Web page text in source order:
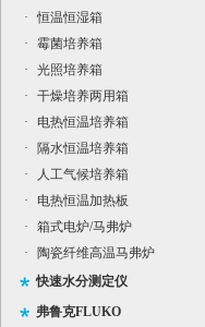
·
恒温恒湿箱
·
霉菌培养箱
·
光照培养箱
·
干燥培养两用箱
·
电热恒温培养箱
·
隔水恒温培养箱
·
人工气候培养箱
·
电热恒温加热板
·
箱式电炉/马弗炉
·
陶瓷纤维高温马弗炉
快速水分测定仪
弗鲁克FLUKO